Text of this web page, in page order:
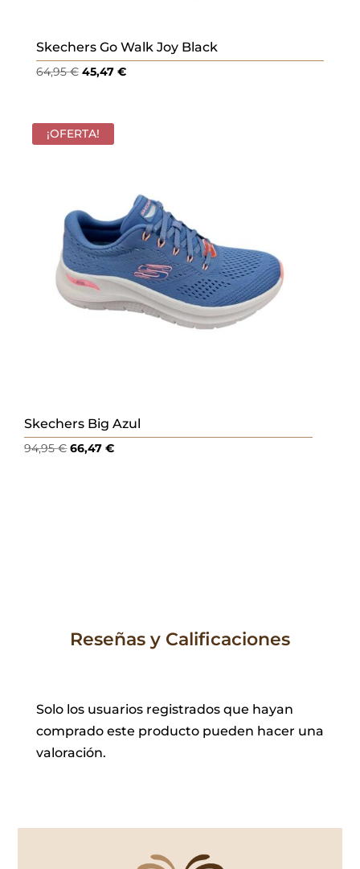
Skechers Go Walk Joy Black
64,95€ El
era:
45,47 €El
¡OFERTA!
Skechers Big Azul
94,95€El
66,47€El
Reseñas y Calificaciones
Solo los usuarios registrados que hayan
comprado este producto pueden hacer una
valoración.